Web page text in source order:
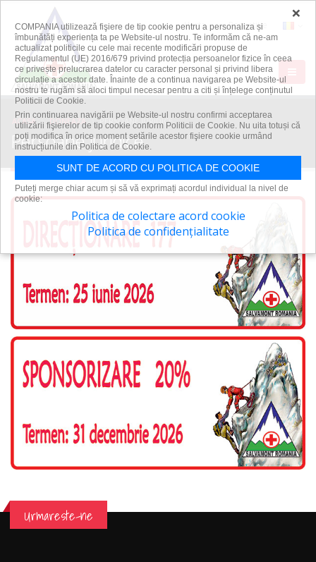
Harta Repartitie
ACASA DONEAZA PERSOANE JURIDICE
Persoane juridice
Urmareste-ne
×
COMPANIA utilizează fişiere de tip cookie pentru a personaliza și
îmbunătăți experiența ta pe Website-ul nostru. Te informăm că ne-am
actualizat politicile cu cele mai recente modificări propuse de
Regulamentul (UE) 2016/679 privind protecția persoanelor fizice în ceea
ce privește prelucrarea datelor cu caracter personal și privind libera
circulație a acestor date. Înainte de a continua navigarea pe Website-ul
nostru te rugăm să aloci timpul necesar pentru a citi și înțelege conținutul
Politicii de Cookie.
Prin continuarea navigării pe Website-ul nostru confirmi acceptarea
utilizării fişierelor de tip cookie conform Politicii de Cookie. Nu uita totuși că
poți modifica în orice moment setările acestor fişiere cookie urmând
instrucțiunile din Politica de Cookie.
SUNT DE ACORD CU POLITICA DE COOKIE
Puteți merge chiar acum și să vă exprimați acordul individual la nivel de
cookie:
Politica de colectare acord cookie
Politica de confidențialitate